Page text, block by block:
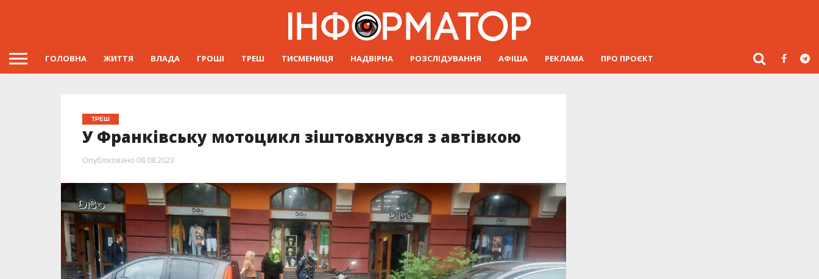
ГОЛОВНА ЖИТТЯ ВЛАДА ГРОШІ ТРЕШ ТИСМЕНИЦЯ НАДВІРНА РОЗСЛІДУВАННЯ АФІША РЕКЛАМА ПРО ПРОЄКТ
ТРЕШ
У Франківську мотоцикл зіштовхнувся з автівкою
Опубліковано 08.08.2023